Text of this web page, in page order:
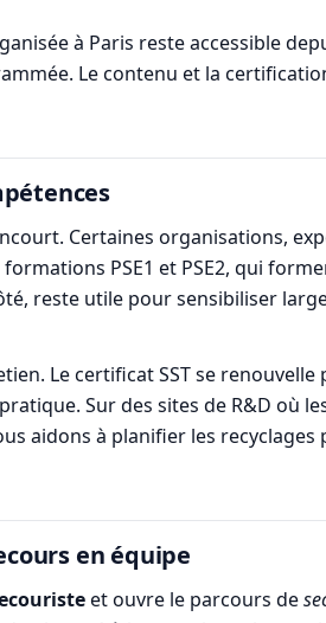
à Paris reste accessible
Le contenu et la
Certaines organisations,
PSE1 et PSE2, qui
reste utile pour sensibiliser
Le certificat SST se renouvelle
Sur des sites de R&D où
aidons à planifier les
en équipe
et ouvre le parcours de